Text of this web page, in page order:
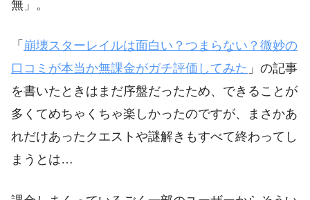
無」。
「 崩壊スターレイルは面白い？つまらない？微妙の
口コミが本当か無課金がガチ評価してみた 」の記事
を書いたときはまだ序盤だったため、できることが
多くてめちゃくちゃ楽しかったのですが、まさかあ
れだけあったクエストや謎解きもすべて終わってし
まうとは…